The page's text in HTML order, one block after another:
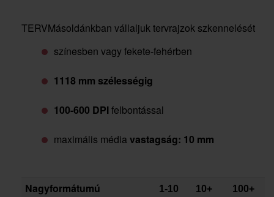
TERVMásoldánkban vállaljuk tervrajzok szkennelését
színesben vagy fekete-fehérben
1118 mm szélességig
100-600 DPIfelbontással
maximális médiavastagság: 10 mm
Nagyformátumú
1-10
10+
100+